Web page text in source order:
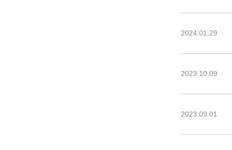
2024.01.29
2023.10.09
2023.09.01